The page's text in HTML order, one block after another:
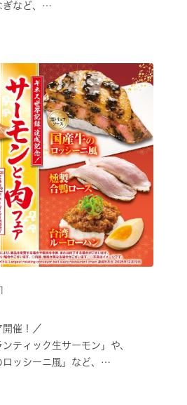
など、
のメニューが勢揃い✨
催！／
ティック生サーモン」や、
ッシーニ風」など、
ご堪能ください🍣